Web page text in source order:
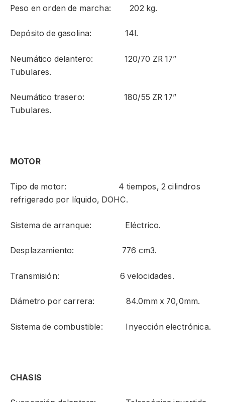
Peso en orden de marcha: 202 kg.
Depósito de gasolina: 14l.
Neumático delantero: 120/70 ZR 17”
Tubulares.
Neumático trasero: 180/55 ZR 17”
Tubulares.
MOTOR
Tipo de motor: 4 tiempos, 2 cilindros
refrigerado por líquido, DOHC.
Sistema de arranque: Eléctrico.
Desplazamiento: 776 cm3.
Transmisión: 6 velocidades.
Diámetro por carrera: 84.0mm x 70,0mm.
Sistema de combustible: Inyección electrónica.
CHASIS